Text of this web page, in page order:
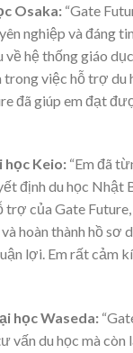
Osaka:“Gate
nghiệp và đáng
hệ thống giáo
trong việc hỗ trợ du
đã giúp em đạt
học Keio:“Em đã
định du học Nhật
trợ của Gate
hoàn thành hồ sơ
lợi. Em rất cảm
học Waseda:
vấn du học mà